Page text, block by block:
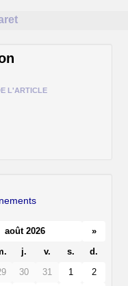
L'ARTICLE
août 2026
»
j. v. s.
d.
30 31 1
2